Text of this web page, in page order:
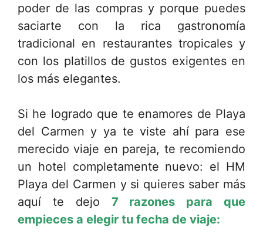
poder de las compras y porque puedes
saciarte con la rica gastronomía
tradicional en restaurantes tropicales y
con los platillos de gustos exigentes en
los más elegantes.
Si he logrado que te enamores de Playa
del Carmen y ya te viste ahí para ese
merecido viaje en pareja, te recomiendo
un hotel completamente nuevo: el HM
Playa del Carmen y si quieres saber más
aquí te dejo 7 razones para que
empieces a elegir tu fecha de viaje: